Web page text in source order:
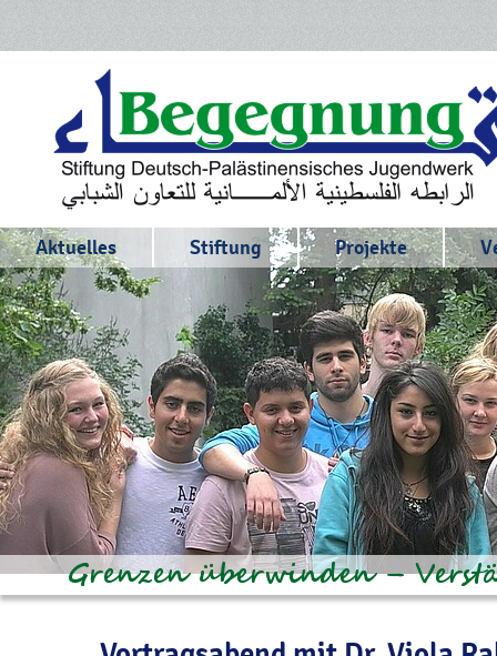
Aktuelles Stiftung Projekte